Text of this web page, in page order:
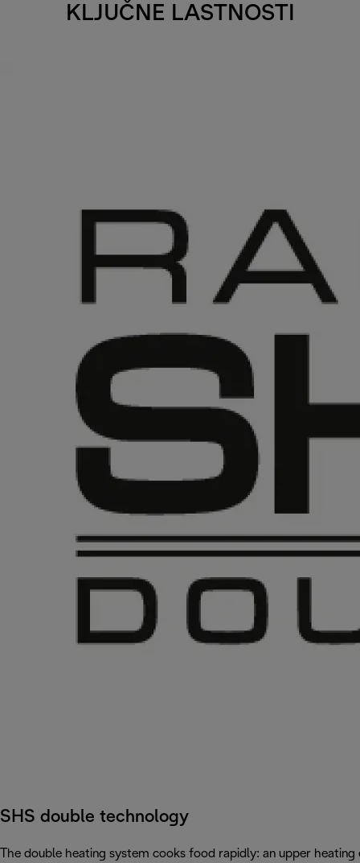
KLJUČNE LASTNOSTI
SHS double technology
The double heating system cooks food rapidly: an upper